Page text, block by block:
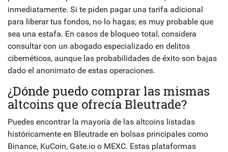
inmediatamente. Si te piden pagar una tarifa adicional
para liberar tus fondos, no lo hagas; es muy probable que
sea una estafa. En casos de bloqueo total, considera
consultar con un abogado especializado en delitos
cibernéticos, aunque las probabilidades de éxito son bajas
dado el anonimato de estas operaciones.
¿Dónde puedo comprar las mismas
altcoins que ofrecía Bleutrade?
Puedes encontrar la mayoría de las altcoins listadas
históricamente en Bleutrade en bolsas principales como
Binance, KuCoin, Gate.io o MEXC. Estas plataformas